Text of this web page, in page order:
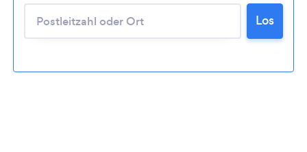
Bitte warten ... Los